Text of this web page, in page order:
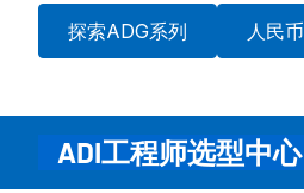
探索ADG系列 人民币
ADI工程师选型中心